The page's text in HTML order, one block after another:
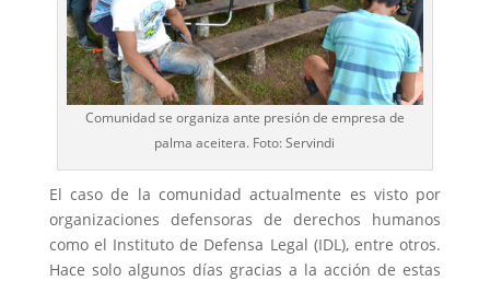
Comunidad se organiza ante presión de empresa de
palma aceitera. Foto: Servindi
El caso de la comunidad actualmente es visto por
organizaciones defensoras de derechos humanos
como el Instituto de Defensa Legal (IDL), entre otros.
Hace solo algunos días gracias a la acción de estas